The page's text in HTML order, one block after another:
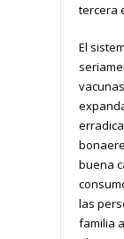
tercera
El
buena
las
familia